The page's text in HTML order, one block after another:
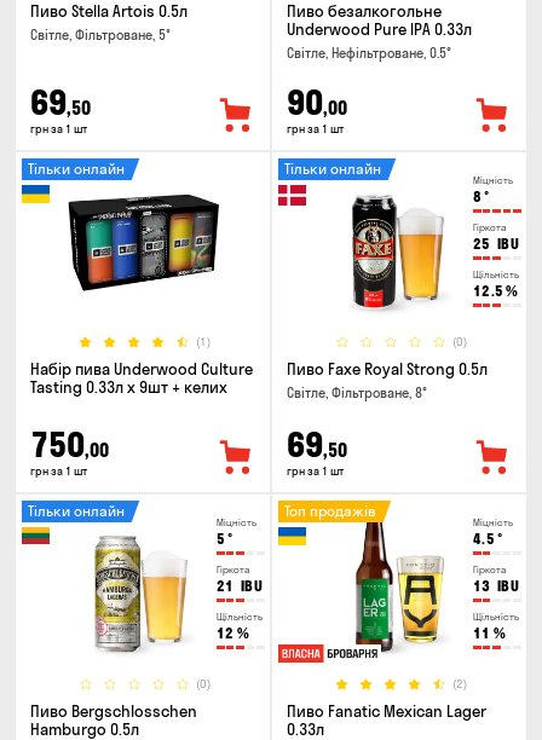
Пиво Stella Artois 0.5л
Світле, Фільтроване, 5°
69,50
грн за 1 шт
Пиво безалкогольне
Underwood Pure IPA 0.33л
Світле, Нефільтроване, 0.5°
90,00
грн за 1 шт
(1)
Тільки онлайн
Набір пива Underwood Culture
Tasting 0.33л x 9шт + келих
750,00
грн за 1 шт
Міцність
8 °
Гіркота
25 IBU
Щільність
12.5 %
(0)
Тільки онлайн
Пиво Faxe Royal Strong 0.5л
Світле, Фільтроване, 8°
69,50
грн за 1 шт
Міцність
5 °
Гіркота
21 IBU
Щільність
12 %
(0)
Тільки онлайн
Пиво Bergschlosschen
Hamburgo 0.5л
Міцність
4.5 °
Гіркота
13 IBU
Щільність
11 %
(2)
Топ продажів
Пиво Fanatic Mexican Lager
0.33л